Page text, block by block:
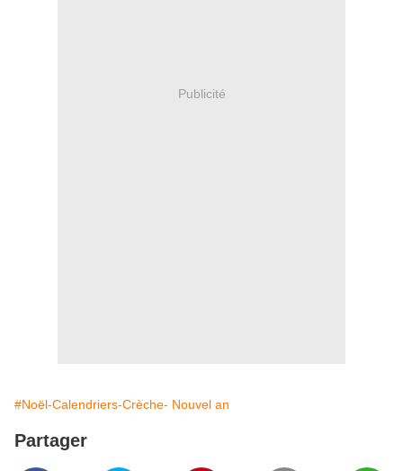
Publicité
#Noël-Calendriers-Crèche- Nouvel an
Partager